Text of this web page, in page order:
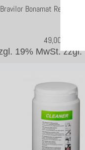
Bravilor Bonamat Renegite
19% MwSt.zzgl.
49,00